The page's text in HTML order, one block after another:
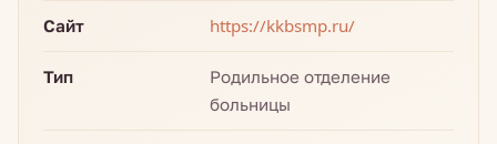
Сайт https://kkbsmp.ru/
Тип
Родильное отделение
больницы